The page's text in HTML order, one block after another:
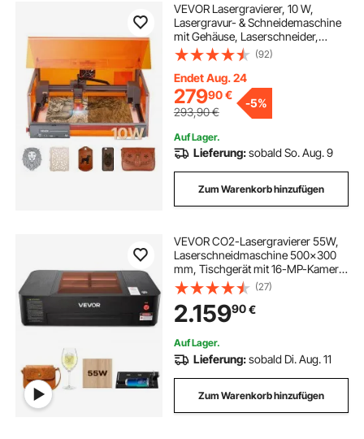
VEVOR Lasergravierer, 10 W,
Lasergravur- & Schneidemaschine
mit Gehäuse, Laserschneider,
Graviermaschine, 300x300 mm
Arbeitsbereich, 7000 mm/min, für
Holz, Leder, Glas, bestimmte
Metalle, Klasse 1
(92)
Endet Aug. 24
27990€
293,90€
-5%
Auf Lager.
Lieferung:sobald So. Aug. 9
Zum Warenkorb hinzufügen
VEVOR CO2-Lasergravierer 55W,
Laserschneidmaschine 500x300
mm, Tischgerät mit 16-MP-Kamera,
Wasserpumpe & Drehachse,
kompatibel mit LightBurn,
CorelDRAW & RDWorks, für Holz,
Acryl & Glas
(27)
2.15990€
Auf Lager.
Lieferung:sobald Di. Aug. 11
Zum Warenkorb hinzufügen